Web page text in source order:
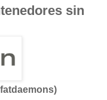
sin